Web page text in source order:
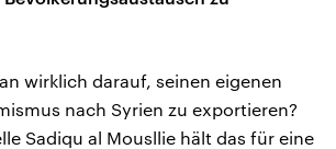
wirklich darauf, seinen eigenen
nach Syrien zu exportieren?
Sadiqu al Mousllie hält das für eine